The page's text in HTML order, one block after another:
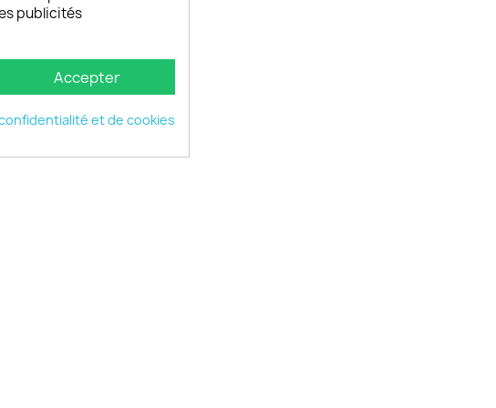
publicités
Accepter
et de cookies